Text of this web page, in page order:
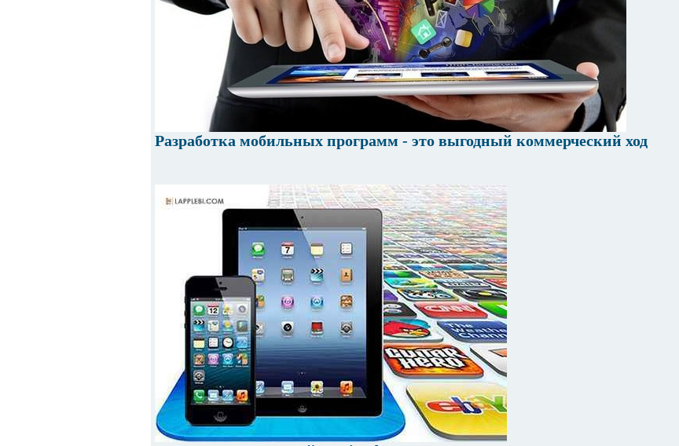
Разработка мобильных программ - это выгодный коммерческий ход